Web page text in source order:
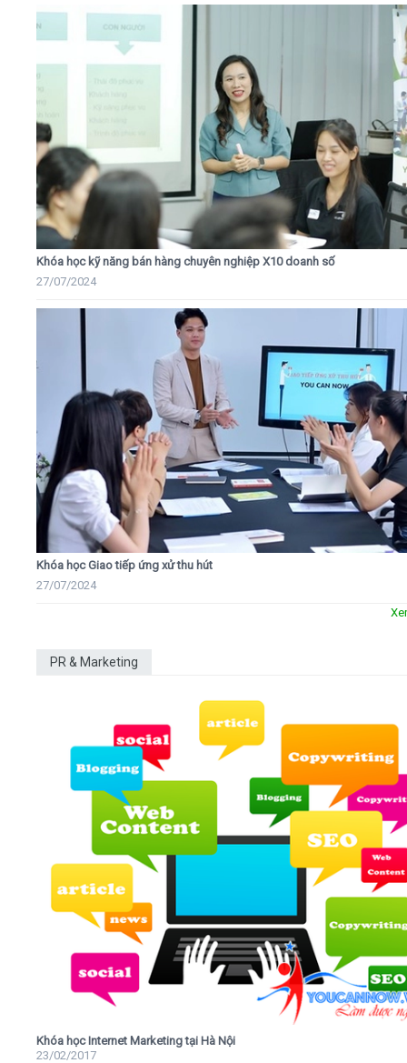
Khóa học kỹ năng bán hàng chuyên nghiệp X10 doanh số
27/07/2024
Khóa học Giao tiếp ứng xử thu hút
27/07/2024
PR & Marketing
Khóa học Internet Marketing tại Hà Nội
23/02/2017